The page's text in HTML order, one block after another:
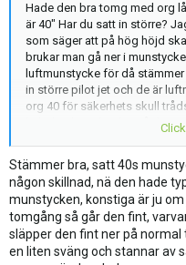
Hade den bra tomg med org
är 40" Har du satt in större?
som säger att på hög höjd
brukar man gå ner i
luftmunstycke för då
in större pilot jet och de är
org 40 för säkerhets skull
kabel och vecka den så den
6505-047 Pilot Jet 40 de är
Men prova skruva ut
dem utskruvad så mycket
lågfart men någonstanns runt
den typen av bränsleskruv
fjäder till något lämpligt
Annars får du kolla
Stämmer bra, satt 40s
någon skillnad, nä den hade
munstycken, konstiga är ju
tomgång så går den fint,
släpper den fint ner på
en liten sväng och stannar av